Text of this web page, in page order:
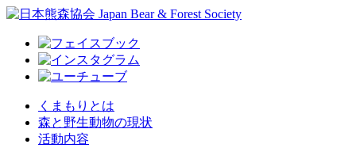
くまもりとは
森と野生動物の現状
活動内容